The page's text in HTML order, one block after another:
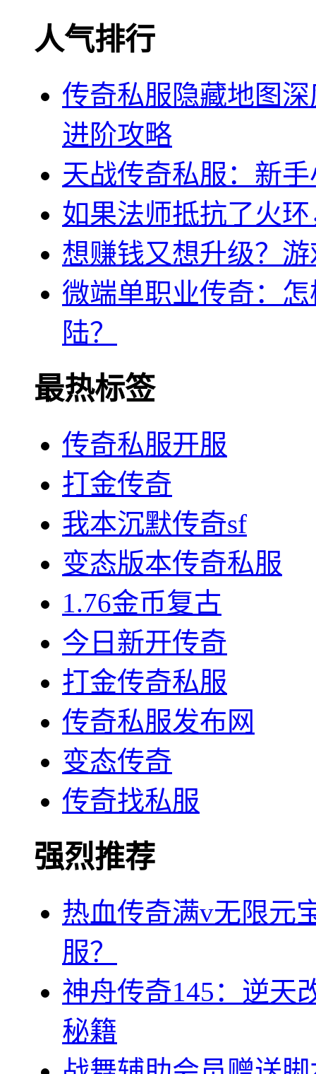
人气排行
传奇私服隐藏地图
进阶攻略
天战传奇私服：新
如果法师抵抗了火
想赚钱又想升级？
微端单职业传奇：
陆？
最热标签
传奇私服开服
打金传奇
我本沉默传奇sf
变态版本传奇私服
1.76金币复古
今日新开传奇
打金传奇私服
传奇私服发布网
变态传奇
传奇找私服
强烈推荐
热血传奇满v无限元
服？
神舟传奇145：逆天
秘籍